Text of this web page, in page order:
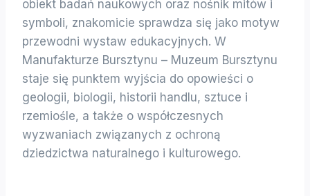
obiekt badań naukowych oraz nośnik mitów i
symboli, znakomicie sprawdza się jako motyw
przewodni wystaw edukacyjnych. W
Manufakturze Bursztynu – Muzeum Bursztynu
staje się punktem wyjścia do opowieści o
geologii, biologii, historii handlu, sztuce i
rzemiośle, a także o współczesnych
wyzwaniach związanych z ochroną
dziedzictwa naturalnego i kulturowego.